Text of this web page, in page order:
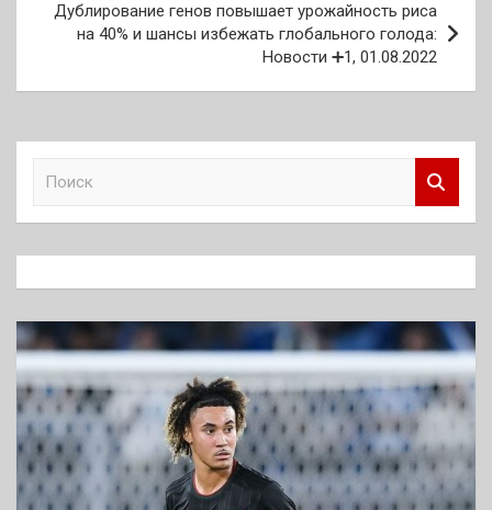
Дублирование генов повышает урожайность риса
на 40% и шансы избежать глобального голода:
Новости ➕1, 01.08.2022
к